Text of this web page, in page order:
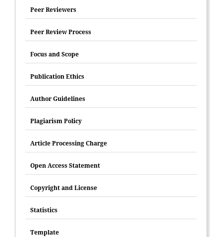
Peer Reviewers
Peer Review Process
Focus and Scope
Publication Ethics
Author Guidelines
Plagiarism Policy
Article Processing Charge
Open Access Statement
Copyright and License
Statistics
Template